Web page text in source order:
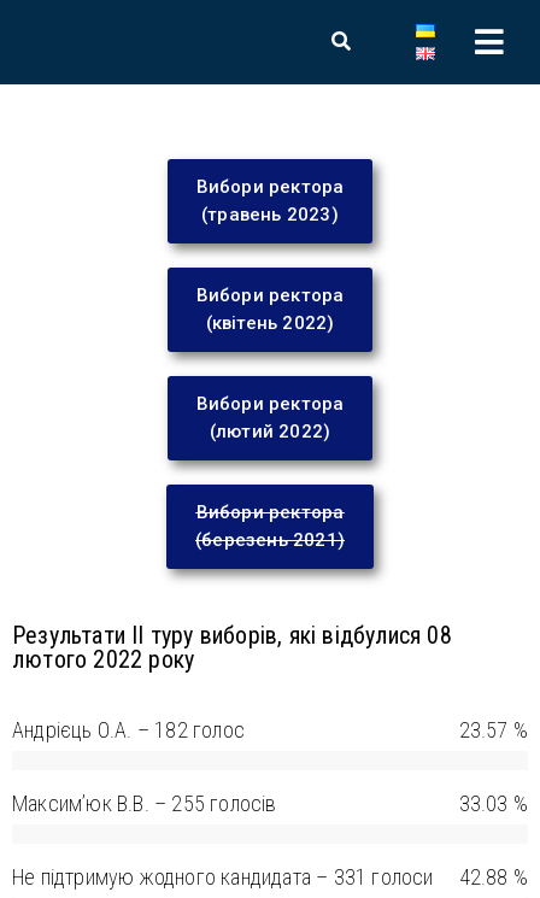
Вибори ректора
(травень 2023)
Вибори ректора
(квітень 2022)
Вибори ректора
(лютий 2022)
Вибори ректора
(березень 2021)
Результати ІI туру виборів, які відбулися 08
лютого 2022 року
Андрієць О.А. – 182 голос 23.57 %
Максим’юк В.В. – 255 голосів 33.03 %
Не підтримую жодного кандидата – 331 голоси 42.88 %